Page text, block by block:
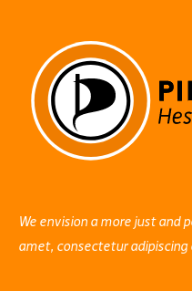
We envision a more just and
amet, consectetur